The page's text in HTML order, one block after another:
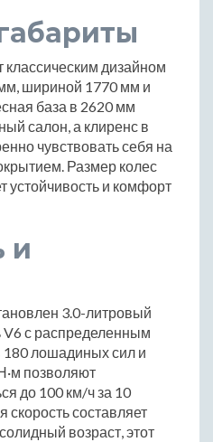
классическим дизайном
шириной 1770 мм и
база в 2620 мм
салон, а клиренс в
чувствовать себя на
Размер колес
устойчивость и комфорт
и
3.0-литровый
V6 с распределенным
лошадиных сил и
позволяют
до 100 км/ч за 10
скорость составляет
возраст, этот